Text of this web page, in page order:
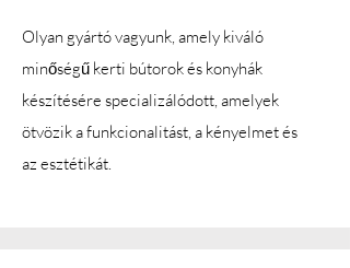
Olyan gyártó vagyunk, amely kiváló
minőségű kerti bútorok és konyhák
készítésére specializálódott, amelyek
ötvözik a funkcionalitást, a kényelmet és
az esztétikát.